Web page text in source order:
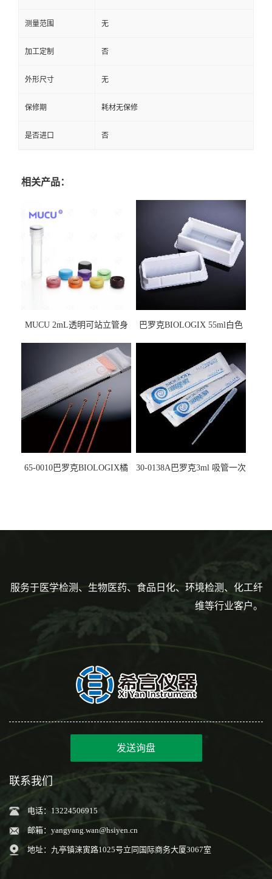
测量范围 无
加工定制 否
外形尺寸 无
保修期 耗材无保修
是否进口 否
相关产品：
MUCU 2mL透明可站立管身
巴罗克BIOLOGIX 55ml白色
马射线灭菌25-0051
65-0010巴罗克BIOLOGIX橘
30-0138A巴罗克3ml 吸管一次
服务于医学检测、生物医药、食品日化、环境检测、化工纤
维等行业客户。
发送询盘
联系我们
电话：13224506915
邮箱： yangyang.wan@hsiyen.cn
地址：九亭镇涞寅路1025号立同国际商务大厦3067室